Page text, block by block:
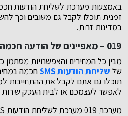
באמצעות מערכת לשליחת הודעות
זמנית תוכלו לקבל גם משובים וכך
במדינות זרות.
019 – מאפיינים של הודעה חכמה ומשתלמת
של שליחת הודעות SMS
חכמה
תוכלו גם אתם לקבל את ההתחייבות
לאפשר לעצמכם או לבית העסק שירות